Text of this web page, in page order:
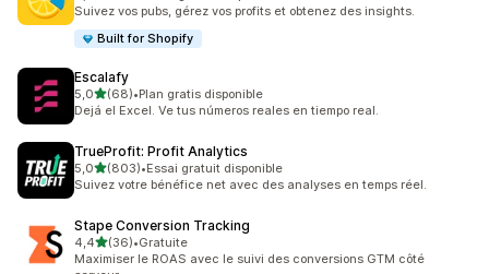
Suivez vos pubs, gérez vos profits et obtenez des insights.
Built for Shopify
Escalafy
5,0étoile(s) sur 5
(68)
68 avis au total
•Plan gratis disponible
Dejá el Excel. Ve tus números reales en tiempo real.
TrueProfit: Profit Analytics
5,0étoile(s) sur 5
(803)
803 avis au total
•Essai gratuit disponible
Suivez votre bénéfice net avec des analyses en temps réel.
Stape Conversion Tracking
4,4étoile(s) sur 5
(36)
36 avis au total
•Gratuite
Maximiser le ROAS avec le suivi des conversions GTM côté